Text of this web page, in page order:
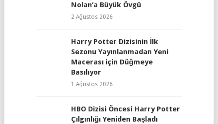
Nolan’a Büyük Övgü
2 Ağustos 2026
Harry Potter Dizisinin İlk
Sezonu Yayınlanmadan Yeni
Macerası için Düğmeye
Basılıyor
1 Ağustos 2026
HBO Dizisi Öncesi Harry Potter
Çılgınlığı Yeniden Başladı